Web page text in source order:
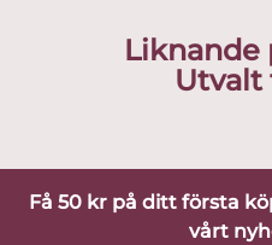
Utvalt
Få 50 kr på ditt första
vårt